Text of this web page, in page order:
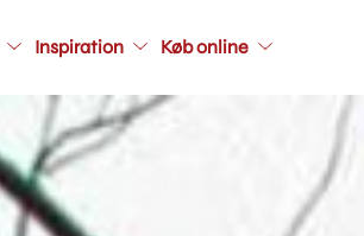
Inspiration Køb online